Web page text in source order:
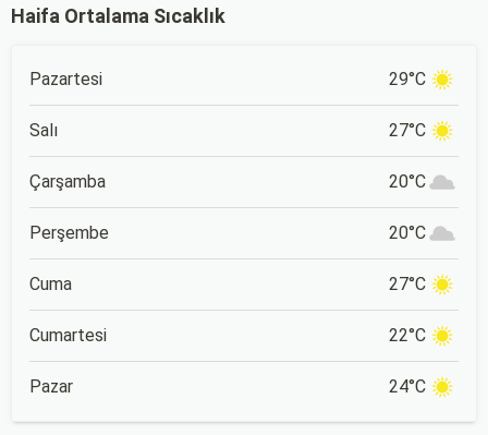
Haifa Ortalama Sıcaklık
Pazartesi 29°C
Salı 27°C
Çarşamba 20°C
Perşembe 20°C
Cuma 27°C
Cumartesi 22°C
Pazar 24°C